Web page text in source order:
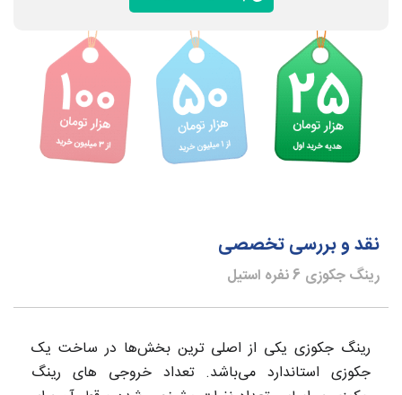
نقد و بررسی تخصصی
رینگ جکوزی 6 نفره استیل
رینگ جکوزی یکی از اصلی ترین بخش‌ها در ساخت یک
جکوزی استاندارد می‌باشد. تعداد خروجی های رینگ